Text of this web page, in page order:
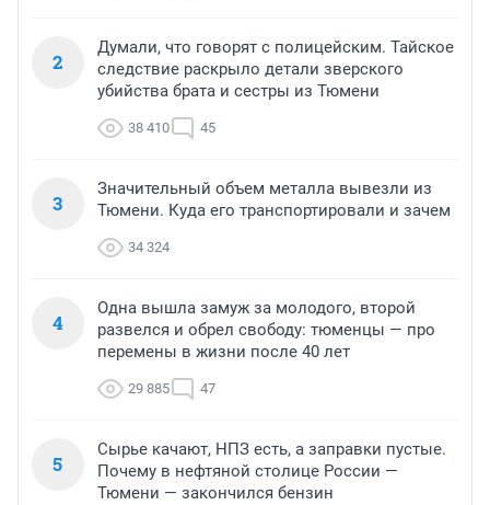
2
Думали, что говорят с полицейским. Тайское
следствие раскрыло детали зверского
убийства брата и сестры из Тюмени
38 410 45
3
Значительный объем металла вывезли из
Тюмени. Куда его транспортировали и зачем
34 324
4
Одна вышла замуж за молодого, второй
развелся и обрел свободу: тюменцы — про
перемены в жизни после 40 лет
29 885 47
5
Сырье качают, НПЗ есть, а заправки пустые.
Почему в нефтяной столице России —
Тюмени — закончился бензин